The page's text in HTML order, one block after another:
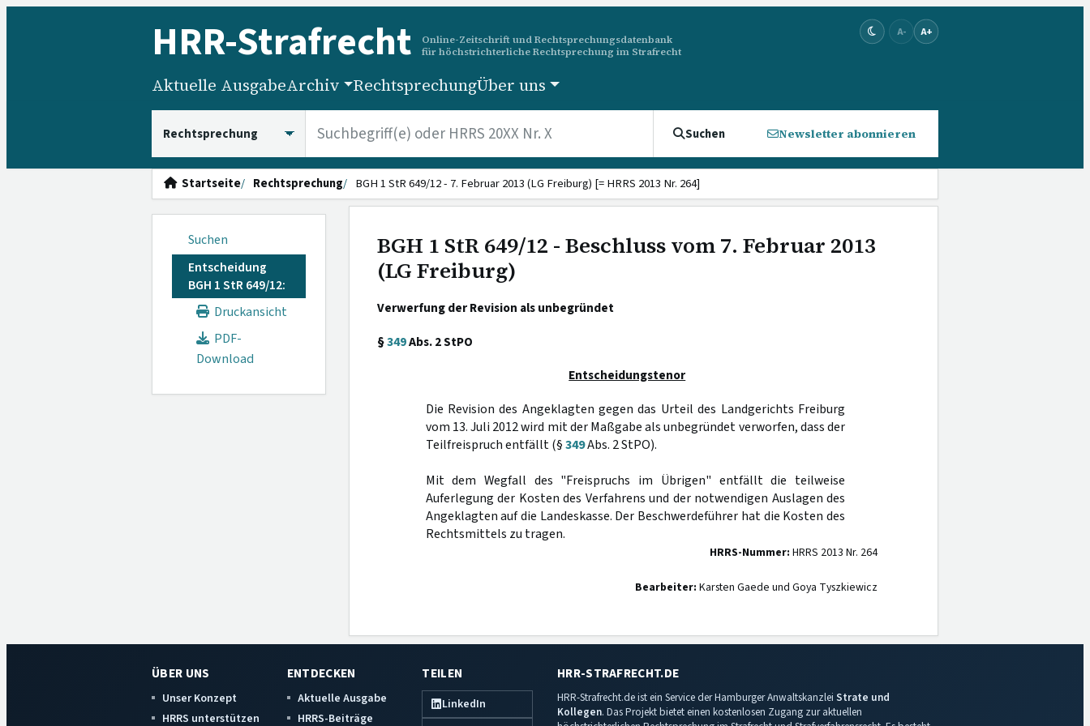
HRR-Strafrecht
Online-Zeitschrift und Rechtsprechungsdatenbank
für höchstrichterliche Rechtsprechung im Strafrecht
A- A+
Aktuelle AusgabeArchiv RechtsprechungÜber uns
Suchen Newsletter abonnieren
Startseite Rechtsprechung BGH 1 StR 649/12 - 7. Februar 2013 (LG Freiburg) [= HRRS 2013 Nr. 264]
Suchen
Entscheidung
BGH 1 StR 649/12:
Druckansicht
PDF-
Download
BGH 1 StR 649/12 - Beschluss vom 7. Februar 2013
(LG Freiburg)
Verwerfung der Revision als unbegründet
§349Abs. 2 StPO
Entscheidungstenor
Die Revision des Angeklagten gegen das Urteil des Landgerichts Freiburg
vom 13. Juli 2012 wird mit der Maßgabe als unbegründet verworfen, dass der
Teilfreispruch entfällt (§349Abs. 2 StPO).
Mit dem Wegfall des "Freispruchs im Übrigen" entfällt die teilweise
Auferlegung der Kosten des Verfahrens und der notwendigen Auslagen des
Angeklagten auf die Landeskasse. Der Beschwerdeführer hat die Kosten des
Rechtsmittels zu tragen.
HRRS-Nummer: HRRS 2013 Nr. 264
Bearbeiter: Karsten Gaede und Goya Tyszkiewicz
ÜBER UNS
Unser Konzept
HRRS unterstützen
ENTDECKEN
Aktuelle Ausgabe
HRRS-Beiträge
TEILEN
LinkedIn
HRR-STRAFRECHT.DE
HRR-Strafrecht.de ist ein Service der Hamburger Anwaltskanzlei Strate und
Kollegen. Das Projekt bietet einen kostenlosen Zugang zur aktuellen